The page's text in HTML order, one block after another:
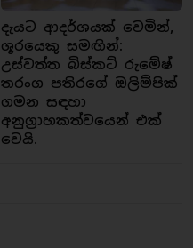
දැයට ආදර්ශයක් වෙමින්,
ශූරයෙකු සමඟින්:
උස්වත්ත බිස්කට් රුමේෂ්
තරංග පතිරගේ ඔලිම්පික්
ගමන සඳහා
අනුග්‍රාහකත්වයෙන් එක්
වෙයි.